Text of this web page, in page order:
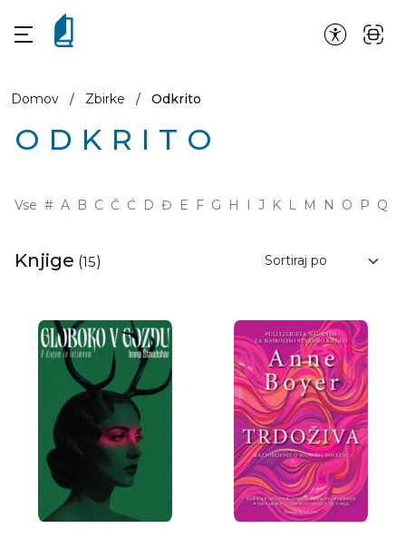
Domov / Zbirke / Odkrito
ODKRITO
Vse # A B C Č Ć D Đ E F G H I J K L M N O P Q
Knjige (15)